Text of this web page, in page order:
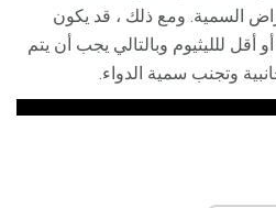
السمية. ومع ذلك ، قد يكون
للليثيوم وبالتالي يجب أن يتم
وتجنب سمية الدواء.